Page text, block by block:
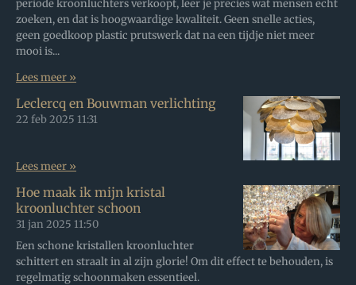
periode kroonluchters verkoopt, leer je precies wat mensen echt
zoeken, en dat is hoogwaardige kwaliteit. Geen snelle acties,
geen goedkoop plastic prutswerk dat na een tijdje niet meer
mooi is...
Lees meer »
Leclercq en Bouwman verlichting
22 feb 2025 11:31
Lees meer »
Hoe maak ik mijn kristal
kroonluchter schoon
31 jan 2025 11:50
Een schone kristallen kroonluchter
schittert en straalt in al zijn glorie! Om dit effect te behouden, is
regelmatig schoonmaken essentieel.